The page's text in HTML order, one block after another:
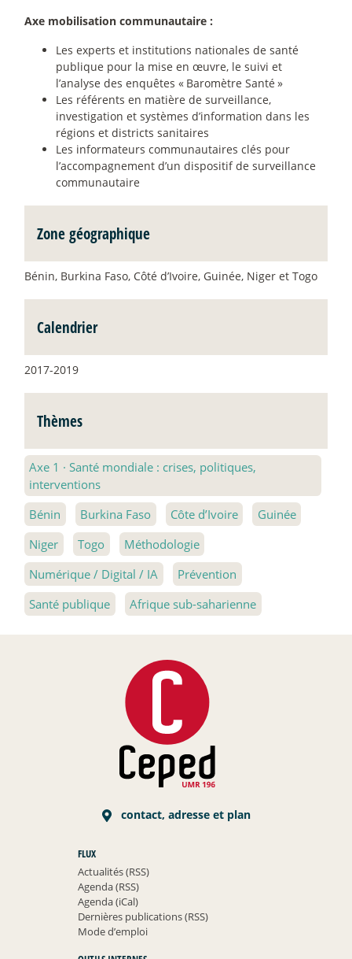
Axe mobilisation communautaire :
Les experts et institutions nationales de santé
publique pour la mise en œuvre, le suivi et
l’analyse des enquêtes « Baromètre Santé »
Les référents en matière de surveillance,
investigation et systèmes d’information dans les
régions et districts sanitaires
Les informateurs communautaires clés pour
l’accompagnement d’un dispositif de surveillance
communautaire
Zone géographique
Bénin, Burkina Faso, Côté d’Ivoire, Guinée, Niger et Togo
Calendrier
2017-2019
Thèmes
Axe 1 · Santé mondiale : crises, politiques,
interventions
Bénin
Burkina Faso Côte d’Ivoire
Guinée
Niger
Togo
Méthodologie
Numérique / Digital / IA
Prévention
Santé publique
Afrique sub-saharienne
contact, adresse et plan
FLUX
Actualités (RSS)
Agenda (RSS)
Agenda (iCal)
Dernières publications (RSS)
Mode d’emploi